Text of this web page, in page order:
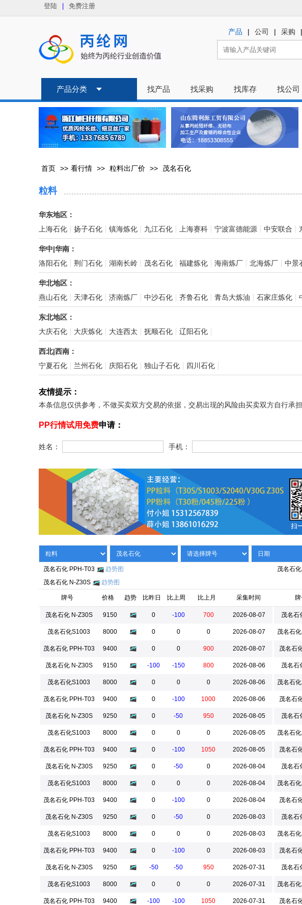
登陆 免费注册
产品 | 公司 | 采购 |
产品分类 找产品 找采购 找库存 找公司
首页 >> 看行情 >> 粒料出厂价 >> 茂名石化
粒料
华东地区：
上海石化
扬子石化 镇海炼化 九江石化 上海赛科 宁波富德能源 中安联合
华中|华南：
洛阳石化
荆门石化 湖南长岭 茂名石化 福建炼化 海南炼厂 北海炼厂 中景
华北地区：
燕山石化
天津石化 济南炼厂 中沙石化 齐鲁石化 青岛大炼油 石家庄炼化
东北地区：
大庆石化
大庆炼化 大连西太 抚顺石化 辽阳石化
西北|西南：
宁夏石化
兰州石化 庆阳石化 独山子石化 四川石化
友情提示：
本条信息仅供参考，不做买卖双方交易的依据，交易出现的风险由买卖双方自行承
PP行情试用免费申请：
姓名： 手机：
茂名石化 PPH-T03 趋势图 茂名石
茂名石化 N-Z30S
趋势图
牌号 价格 趋势 比昨日 比上周 比上月 采集时间
茂名石化 N-Z30S 9150 0 -100 700 2026-08-07
茂名石化S1003 8000 0 0 0 2026-08-07
茂名石化 PPH-T03 9400 0 0 900 2026-08-07
茂名石化 N-Z30S 9150 -100 -150 800 2026-08-06
茂名石化S1003 8000 0 0 0 2026-08-06
茂名石化 PPH-T03 9400 0 -100 1000 2026-08-06
茂名石化 N-Z30S 9250 0 -50 950 2026-08-05
茂名石化S1003 8000 0 0 0 2026-08-05
茂名石化 PPH-T03 9400 0 -100 1050 2026-08-05
茂名石化 N-Z30S 9250 0 -50 0 2026-08-04
茂名石化S1003 8000 0 0 0 2026-08-04
茂名石化 PPH-T03 9400 0 -100 0 2026-08-04
茂名石化 N-Z30S 9250 0 -50 0 2026-08-03
茂名石化S1003 8000 0 0 0 2026-08-03
茂名石化 PPH-T03 9400 0 -100 0 2026-08-03
茂名石化 N-Z30S 9250 -50 -50 950 2026-07-31
茂名石化S1003 8000 0 0 0 2026-07-31
茂名石化 PPH-T03 9400 -100 -100 1050 2026-07-31
茂名石
茂名石
茂名石
茂名石
茂名石
茂名石
茂名石
茂名石
茂名石
茂名石
茂名石
茂名石
茂名石
茂名石
茂名石
茂名石
茂名石
茂名石